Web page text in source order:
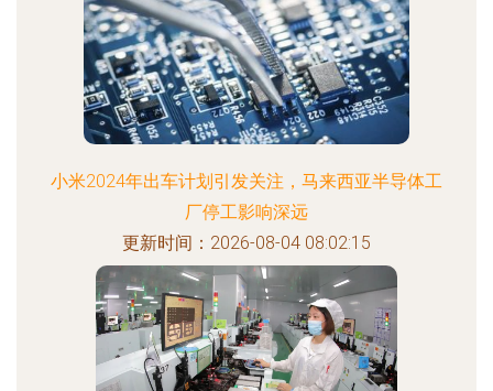
小米2024年出车计划引发关注，马来西亚半导体工
厂停工影响深远
更新时间：2026-08-04 08:02:15